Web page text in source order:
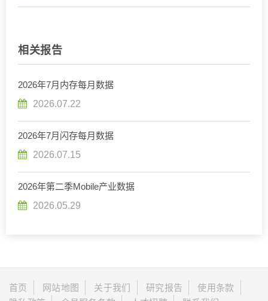
相关报告
2026年7月内存每月数据
2026.07.22
2026年7月闪存每月数据
2026.07.15
2026年第二季Mobile产业数据
2026.05.29
首页 网站地图 关于我们 研究报告
使用条款